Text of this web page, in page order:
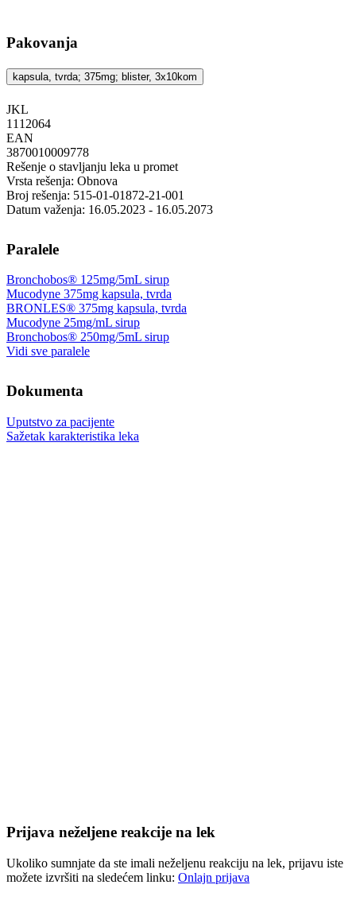
Pakovanja
kapsula, tvrda; 375mg; blister, 3x10kom
JKL
‍1112064
EAN
3870010009778
Rešenje o stavljanju leka u promet
Vrsta rešenja: Obnova
Broj rešenja: 515-01-01872-21-001
Datum važenja: 16.05.2023 - 16.05.2073
Paralele
Bronchobos® 125mg/5mL sirup
Mucodyne 375mg kapsula, tvrda
BRONLES® 375mg kapsula, tvrda
Mucodyne 25mg/mL sirup
Bronchobos® 250mg/5mL sirup
Vidi sve paralele
Dokumenta
Uputstvo za pacijente
Sažetak karakteristika leka
Prijava neželjene reakcije na lek
Ukoliko sumnjate da ste imali neželjenu reakciju na lek, prijavu iste
možete izvršiti na sledećem linku: Onlajn prijava